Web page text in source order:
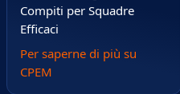
Compiti per Squadre
Efficaci
Per saperne di più su
CPEM